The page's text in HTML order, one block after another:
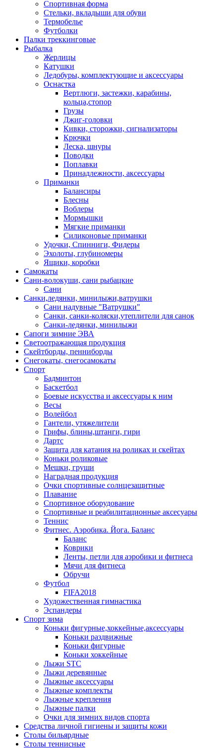
Спортивная форма
Стельки, вкладыши для обуви
Термобелье
Футболки
Палки треккинговые
Рыбалка
Жерлицы
Катушки
Ледобуры, комплектующие и аксессуары
Оснастка
Вертлюги, застежки, карабины,
кольца,стопор
Грузы
Джиг-головки
Кивки, сторожки, сигнализаторы
Крючки
Леска, шнуры
Поводки
Поплавки
Принадлежности, аксессуары
Приманки
Балансиры
Блесны
Воблеры
Мормышки
Мягкие приманки
Силиконовые приманки
Удочки, Спинниги, Фидеры
Эхолоты, глубиномеры
Ящики, коробки
Самокаты
Сани-волокуши, сани рыбацкие
Сани
Санки,ледянки, минилыжи,ватрушки
Сани надувные "Ватрушки"
Санки, санки-коляски,утеплители для санок
Санки-ледянки, минилыжи
Сапоги зимние ЭВА
Светоотражающая продукция
Скейтборды, пенниборды
Снегокаты, снегосамокаты
Спорт
Бадминтон
Баскетбол
Боевые искусства и аксессуары к ним
Весы
Волейбол
Гантели, утяжелители
Грифы, блины,штанги, гири
Дартс
Защита для катания на роликах и скейтах
Коньки роликовые
Мешки, груши
Наградная продукция
Очки спортивные солнцезащитные
Плавание
Спортивное оборудование
Спортивные и реабилитационные аксесуары
Теннис
Фитнес. Аэробика. Йога. Баланс
Баланс
Коврики
Ленты, петли для аэробики и фитнеса
Мячи для фитнеса
Обручи
Футбол
FIFA2018
Художественная гимнастика
Эспандеры
Спорт зима
Коньки фигурные,хоккейные,аксессуары
Коньки раздвижные
Коньки фигурные
Коньки хоккейные
Лыжи STC
Лыжи деревянные
Лыжные аксессуары
Лыжные комплекты
Лыжные крепления
Лыжные палки
Очки для зимних видов спорта
Средства личной гигиены и защиты кожи
Столы бильярдные
Столы теннисные